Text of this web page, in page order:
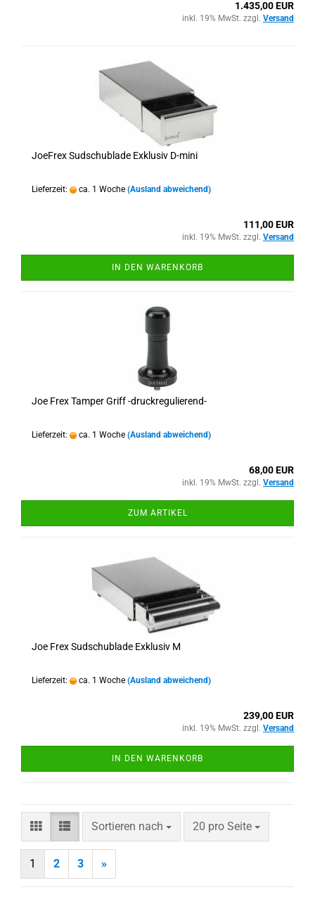
1.435,00 EUR
inkl. 19% MwSt. zzgl. Versand
JoeFrex Sudschublade Exklusiv D-mini
Lieferzeit: ca. 1 Woche (Ausland abweichend)
111,00 EUR
inkl. 19% MwSt. zzgl. Versand
IN DEN WARENKORB
Joe Frex Tamper Griff -druckregulierend-
Lieferzeit: ca. 1 Woche (Ausland abweichend)
68,00 EUR
inkl. 19% MwSt. zzgl. Versand
ZUM ARTIKEL
Joe Frex Sudschublade Exklusiv M
Lieferzeit: ca. 1 Woche (Ausland abweichend)
239,00 EUR
inkl. 19% MwSt. zzgl. Versand
IN DEN WARENKORB
Sortieren nach
Sortieren nach 20 pro Seite
pro Seite
1 2 3 »